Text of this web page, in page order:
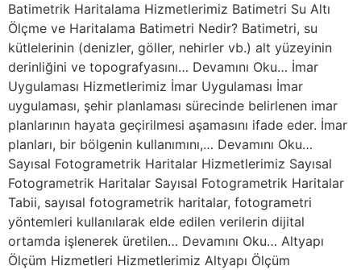
Batimetrik Haritalama Hizmetlerimiz Batimetri Su Altı
Ölçme ve Haritalama Batimetri Nedir? Batimetri, su
kütlelerinin (denizler, göller, nehirler vb.) alt yüzeyinin
derinliğini ve topografyasını… Devamını Oku… İmar
Uygulaması Hizmetlerimiz İmar Uygulaması İmar
uygulaması, şehir planlaması sürecinde belirlenen imar
planlarının hayata geçirilmesi aşamasını ifade eder. İmar
planları, bir bölgenin kullanımını,… Devamını Oku…
Sayısal Fotogrametrik Haritalar Hizmetlerimiz Sayısal
Fotogrametrik Haritalar Sayısal Fotogrametrik Haritalar
Tabii, sayısal fotogrametrik haritalar, fotogrametri
yöntemleri kullanılarak elde edilen verilerin dijital
ortamda işlenerek üretilen… Devamını Oku… Altyapı
Ölçüm Hizmetleri Hizmetlerimiz Altyapı Ölçüm